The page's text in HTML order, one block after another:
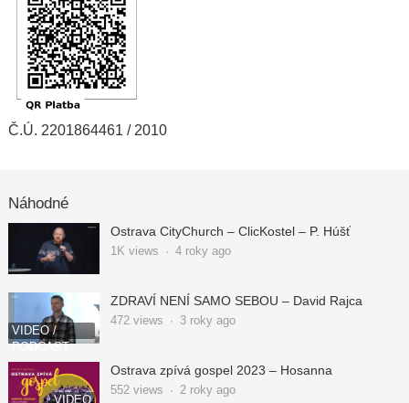
Č.Ú. 2201864461 / 2010
Náhodné
Ostrava CityChurch – ClicKostel – P. Húšť
1K views · 4 roky ago
VIDEO /
PODCAST
ZDRAVÍ NENÍ SAMO SEBOU – David Rajca
472views · 3 roky ago
VIDEO
Ostrava zpívá gospel 2023 – Hosanna
552views · 2 roky ago